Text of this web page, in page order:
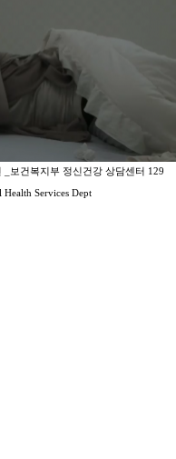
보건복지부 정신건강 상담센터 129
Health Services Dept